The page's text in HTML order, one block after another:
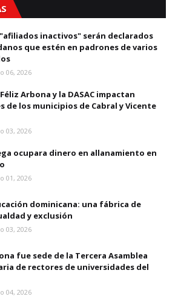
inactivos" serán declarados
que estén en padrones de varios
06, 2026
Arbona y la DASAC impactan
de los municipios de Cabral y Vicente
03, 2026
ocupara dinero en allanamiento en
01, 2026
dominicana: una fábrica de
y exclusión
03, 2026
fue sede de la Tercera Asamblea
de rectores de universidades del
04, 2026